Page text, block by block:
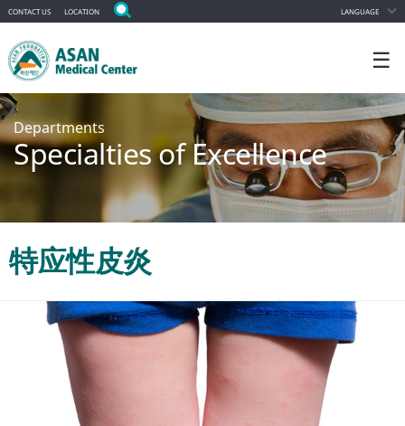
CONTACT US LOCATION LANGUAGE
☰
Departments
Specialties of Excellence
特应性皮炎
Appointment